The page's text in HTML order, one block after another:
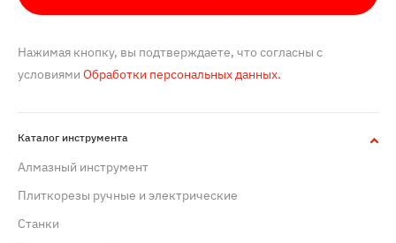
Нажимая кнопку, вы подтверждаете, что согласны с
условиями Обработки персональных данных.
Каталог инструмента
Алмазный инструмент
Плиткорезы ручные и электрические
Станки